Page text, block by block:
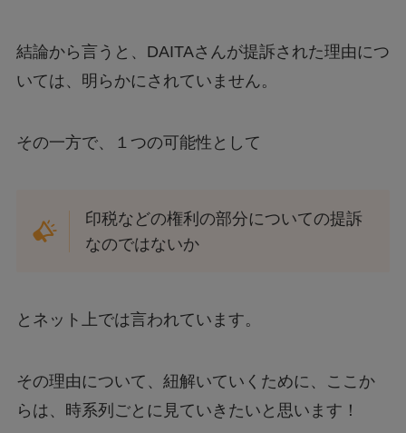
結論から言うと、DAITAさんが提訴された理由につ
いては、明らかにされていません。
その一方で、１つの可能性として
印税などの権利の部分についての提訴
なのではないか
とネット上では言われています。
その理由について、紐解いていくために、ここか
らは、時系列ごとに見ていきたいと思います！